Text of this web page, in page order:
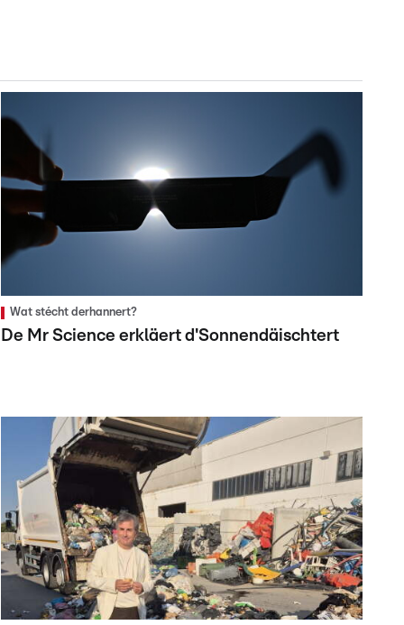
Wat stécht derhannert?
De Mr Science erkläert d'Sonnendäischtert